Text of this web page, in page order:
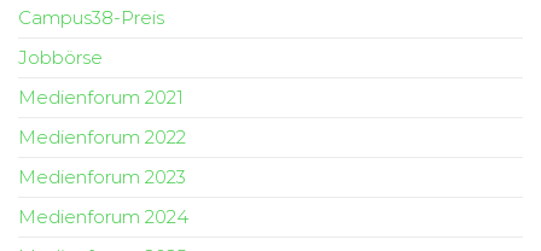
Campus38-Preis
Jobbörse
Medienforum 2021
Medienforum 2022
Medienforum 2023
Medienforum 2024